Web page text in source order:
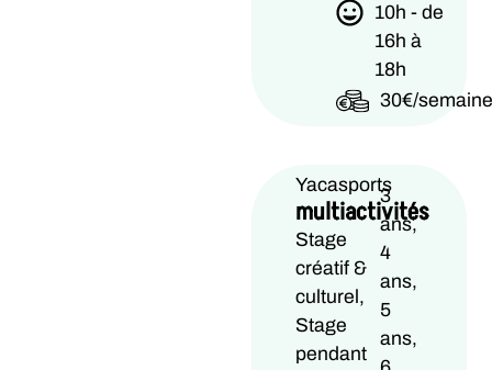
10h - de
16h à
18h
30€/semaine
Yacasports
multiactivités
Stage
créatif &
culturel,
Stage
pendant
3
ans,
4
ans,
5
ans,